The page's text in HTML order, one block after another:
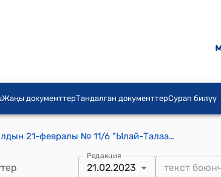
Жаңы документтерТандалган документтерСурап билүү
Ылай-Талаа айылдык кеңешинин 2023-жылдын 21-февралы № 11/6 "Ылай-Талаа айыл аймагындагы КБФнун жерлерин аукцион аркылуу ижарага берүү үчүн алардын баштапкы ижара акысын бекитүү жөнүндө" токтому
Редакция
21.02.2023